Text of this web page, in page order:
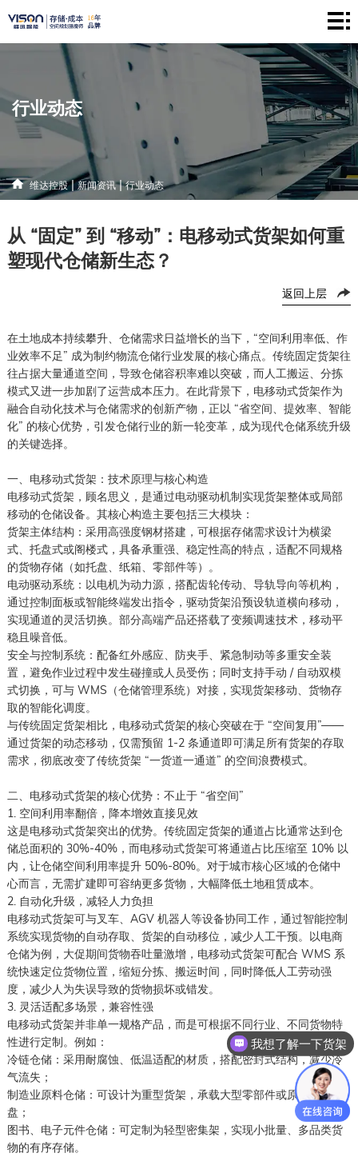
维
心
闻
资
讯
解
决
方
案
联
系
方
行业动态
维达控股|新闻资讯|行业动态
从 “固定” 到 “移动”：电移动式货架如何重
塑现代仓储新生态？
返回上层
在土地成本持续攀升、仓储需求日益增长的当下，“空间利用率低、作
业效率不足” 成为制约物流仓储行业发展的核心痛点。传统固定货架往
往占据大量通道空间，导致仓储容积率难以突破，而人工搬运、分拣
模式又进一步加剧了运营成本压力。在此背景下，电移动式货架作为
融合自动化技术与仓储需求的创新产物，正以 “省空间、提效率、智能
化” 的核心优势，引发仓储行业的新一轮变革，成为现代仓储系统升级
的关键选择。
一、电移动式货架：技术原理与核心构造
电移动式货架，顾名思义，是通过电动驱动机制实现货架整体或局部
移动的仓储设备。其核心构造主要包括三大模块：
货架主体结构：采用高强度钢材搭建，可根据存储需求设计为横梁
式、托盘式或阁楼式，具备承重强、稳定性高的特点，适配不同规格
的货物存储（如托盘、纸箱、零部件等）。
电动驱动系统：以电机为动力源，搭配齿轮传动、导轨导向等机构，
通过控制面板或智能终端发出指令，驱动货架沿预设轨道横向移动，
实现通道的灵活切换。部分高端产品还搭载了变频调速技术，移动平
稳且噪音低。
安全与控制系统：配备红外感应、防夹手、紧急制动等多重安全装
置，避免作业过程中发生碰撞或人员受伤；同时支持手动 / 自动双模
式切换，可与 WMS（仓储管理系统）对接，实现货架移动、货物存
取的智能化调度。
与传统固定货架相比，电移动式货架的核心突破在于 “空间复用”——
通过货架的动态移动，仅需预留 1-2 条通道即可满足所有货架的存取
需求，彻底改变了传统货架 “一货道一通道” 的空间浪费模式。
二、电移动式货架的核心优势：不止于 “省空间”
1. 空间利用率翻倍，降本增效直接见效
这是电移动式货架突出的优势。传统固定货架的通道占比通常达到仓
储总面积的 30%-40%，而电移动式货架可将通道占比压缩至 10% 以
内，让仓储空间利用率提升 50%-80%。对于城市核心区域的仓储中
心而言，无需扩建即可容纳更多货物，大幅降低土地租赁成本。
2. 自动化升级，减轻人力负担
电移动式货架可与叉车、AGV 机器人等设备协同工作，通过智能控制
系统实现货物的自动存取、货架的自动移位，减少人工干预。以电商
仓储为例，大促期间货物吞吐量激增，电移动式货架可配合 WMS 系
统快速定位货物位置，缩短分拣、搬运时间，同时降低人工劳动强
度，减少人为失误导致的货物损坏或错发。
3. 灵活适配多场景，兼容性强
电移动式货架并非单一规格产品，而是可根据不同行业、不同货物特
性进行定制。例如：
冷链仓储：采用耐腐蚀、低温适配的材质，搭配密封式结构，减少冷
气流失；
制造业原料仓储：可设计为重型货架，承载大型零部件或原材料托
盘；
图书、电子元件仓储：可定制为轻型密集架，实现小批量、多品类货
物的有序存储。
我想了解一下货架